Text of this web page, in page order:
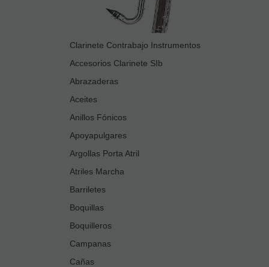
Clarinete Contrabajo Instrumentos
Accesorios Clarinete SIb
Abrazaderas
Aceites
Anillos Fónicos
Apoyapulgares
Argollas Porta Atril
Atriles Marcha
Barriletes
Boquillas
Boquilleros
Campanas
Cañas